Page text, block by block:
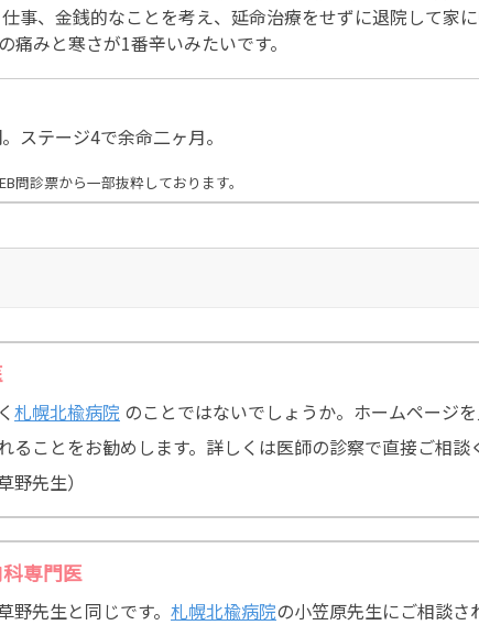
事、金銭的なことを考え、延命治療をせずに退院して家
痛みと寒さが1番辛いみたいです。
ステージ4で余命二ヶ月。
問診票から一部抜粋しております。
札幌北楡病院 のことではないでしょうか。ホームページ
ることをお勧めします。詳しくは医師の診察で直接ご相談
野先生）
専門医
野先生と同じです。 札幌北楡病院の小笠原先生にご相談さ